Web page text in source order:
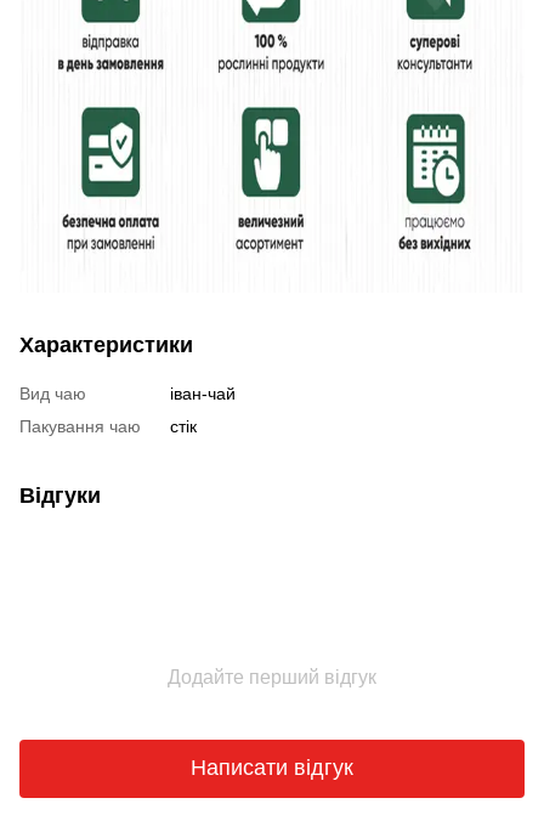
Характеристики
Вид чаю
іван-чай
Пакування чаю
стік
Відгуки
Додайте перший відгук
Написати відгук